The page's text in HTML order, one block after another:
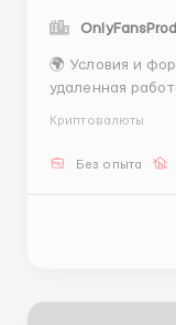
🌍 Условия и формат
удаленная работа. Формат: Мы работаем в
позволяет
Криптовалюты
Без опыта